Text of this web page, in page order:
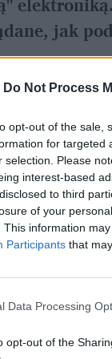
Do Not Process
opt-out of the sale,
for targeted
selection. Please
interest-based
to third
of your
This information
Participants that
Data Processing
opt-out of the
jak
co
komputer
to model
w
Komputer z